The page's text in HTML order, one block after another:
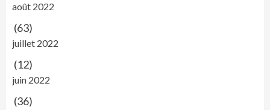
août 2022
(63)
juillet 2022
(12)
juin 2022
(36)